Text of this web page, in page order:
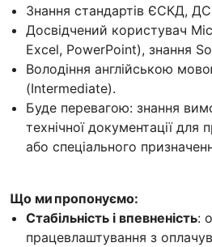
Знання стандартів ЄСКД,
Досвідчений користувач
Excel, PowerPoint), знання
Володіння англійською
(Intermediate).
Буде перевагою: знання
технічної документації для
або спеціального
Що ми пропонуємо:
Стабільність і впевненість:
працевлаштування з